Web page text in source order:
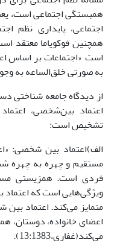
همبستگی اجتماعی است،
همچنین فوکویاما معتقد
است «اجتماعات بر اساس
به صورتی خلق‌الساعه به وجود
از دیدگاه جامعه
اعتماد بین‌شخصی،
تشخیص است:
الف)اعتماد بین شخصی:
مستقیم و چهره به چهره
فردی است. همزیستی
ویژگی‌هایی است که اعتماد
متمایز می‌کند. اعتماد بین
اعضای خانواده، دوستان،
می‌کند(غفاری،13:1383).